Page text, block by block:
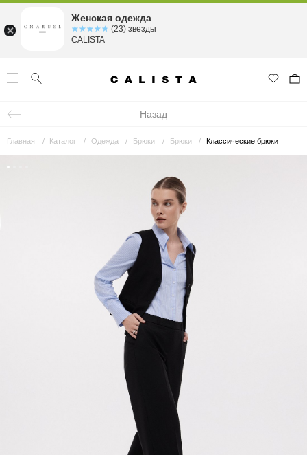
Назад
Главная Каталог Одежда Брюки Брюки Классические брюки
Женская одежда
☆☆☆☆☆
★★★★★ (23) звезды
CALISTA